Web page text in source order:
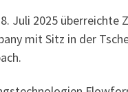
Juli 2025 überreichte
mit Sitz in der